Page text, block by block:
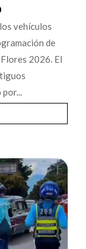
vehículos
de
2026. El
por...